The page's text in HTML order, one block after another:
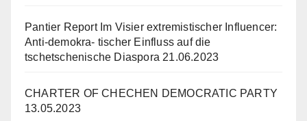
Pantier Report Im Visier extremistischer Influencer:
Anti-demokra- tischer Einfluss auf die
tschetschenische Diaspora 21.06.2023
CHARTER OF CHECHEN DEMOCRATIC PARTY
13.05.2023